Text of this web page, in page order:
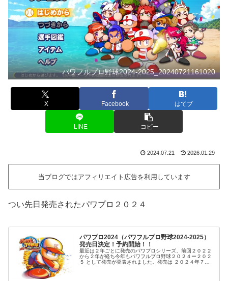
パワフルプロ野球2024-2025_20240721161020
X Facebook はてブ
LINE コピー
2024.07.21 2026.01.29
当ブログではアフィリエイト広告を利用しています
つい先日発売されたパワプロ２０２４
パワプロ2024（パワフルプロ野球2024-2025）
発売日決定！予約開始！！
最近は２年ごとに発売のパワプロシリーズ、前回２０２２
から２年が経ち今年もパワフルプロ野球２０２４ー２０２
５ として発売が発表されました。発売は ２０２４年７月